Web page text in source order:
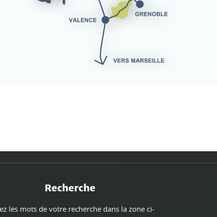
Recherche
les mots de votre recherche dans la zone ci-